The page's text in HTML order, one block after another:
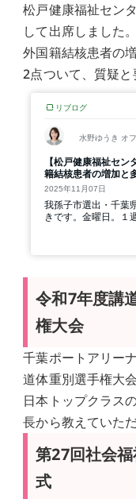
松戸健康福祉セン
して出席しました。
外国籍結核患者の
2点ついて、質疑と
令和7年度講
権大会
千葉ポートアリー
道体重別選手権大
日本トップクラス
長から教えていた
第27回社会
式